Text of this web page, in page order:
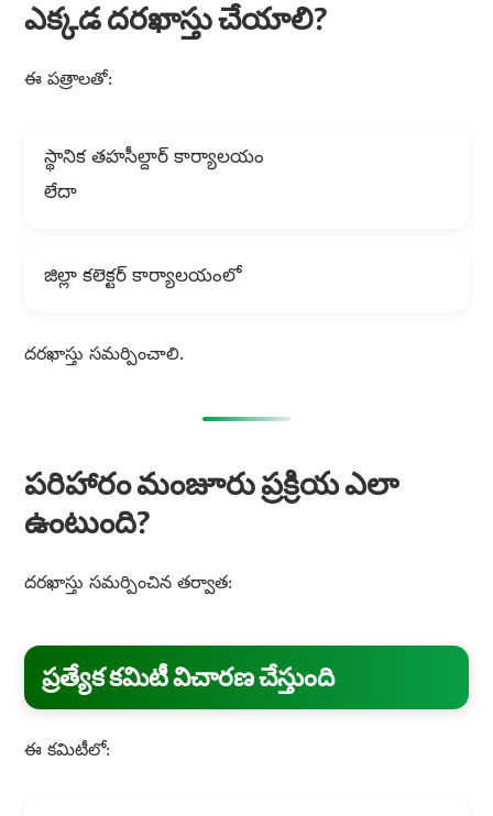
ఎక్కడ దరఖాస్తు చేయాలి?
ఈ పత్రాలతో:
స్థానిక తహసీల్దార్ కార్యాలయం
లేదా
జిల్లా కలెక్టర్ కార్యాలయంలో
దరఖాస్తు సమర్పించాలి.
పరిహారం మంజూరు ప్రక్రియ ఎలా
ఉంటుంది?
దరఖాస్తు సమర్పించిన తర్వాత:
ప్రత్యేక కమిటీ విచారణ చేస్తుంది
ఈ కమిటీలో: